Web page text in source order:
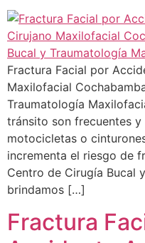
Fractura Facial por
Maxilofacial
Traumatología
tránsito son frecuentes
motocicletas o
incrementa el riesgo de
Centro de Cirugía Bucal
brindamos […]
Fractura